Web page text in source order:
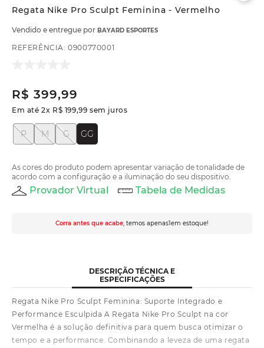
Regata Nike Pro Sculpt Feminina - Vermelho
Vendido e entregue por BAYARD ESPORTES
REFERÊNCIA:0900770001
R$ 399,99
Em até2x R$ 199,99 sem juros
G GG
M
P
As cores do produto podem apresentar variação de tonalidade de
acordo com a configuração e a iluminação do seu dispositivo.
Provador Virtual Tabela de Medidas
Corra antes que acabe , temos apenas1em estoque!
DESCRIÇÃO TÉCNICA E
ESPECIFICAÇÕES
Regata Nike Pro Sculpt Feminina: Suporte Integrado e
Performance Esculpida A Regata Nike Pro Sculpt na cor
Vermelha é a solução definitiva para quem busca otimizar o
tempo e a performance. Combinando a leveza de uma regata